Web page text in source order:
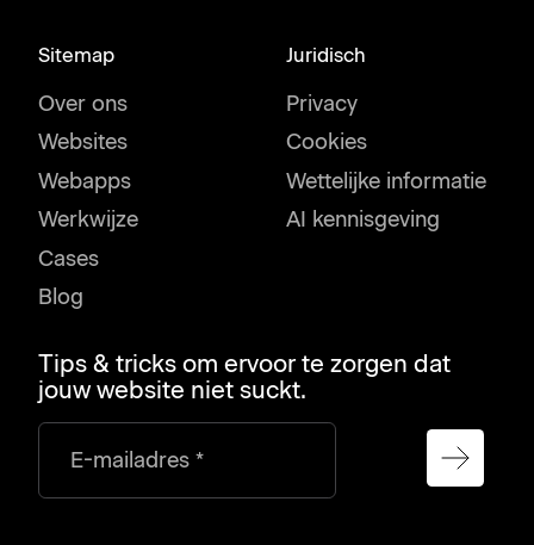
Sitemap
Over ons
Websites
Webapps
Werkwijze
Cases
Blog
Juridisch
Privacy
Cookies
Wettelijke informatie
AI kennisgeving
Tips & tricks om ervoor te zorgen dat
jouw website niet suckt.
E-mailadres *